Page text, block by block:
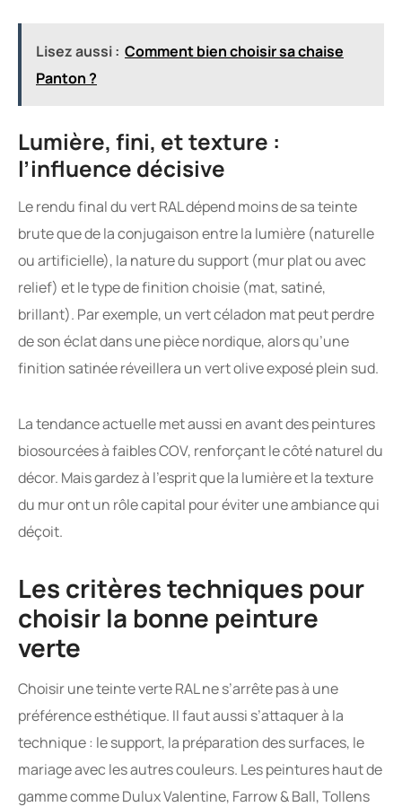
Lisez aussi : Comment bien choisir sa chaise
Panton ?
Lumière, fini, et texture :
l’influence décisive
Le rendu final du vert RAL dépend moins de sa teinte
brute que de la conjugaison entre la lumière (naturelle
ou artificielle), la nature du support (mur plat ou avec
relief) et le type de finition choisie (mat, satiné,
brillant). Par exemple, un vert céladon mat peut perdre
de son éclat dans une pièce nordique, alors qu’une
finition satinée réveillera un vert olive exposé plein sud.
La tendance actuelle met aussi en avant des peintures
biosourcées à faibles COV, renforçant le côté naturel du
décor. Mais gardez à l’esprit que la lumière et la texture
du mur ont un rôle capital pour éviter une ambiance qui
déçoit.
Les critères techniques pour
choisir la bonne peinture
verte
Choisir une teinte verte RAL ne s’arrête pas à une
préférence esthétique. Il faut aussi s’attaquer à la
technique : le support, la préparation des surfaces, le
mariage avec les autres couleurs. Les peintures haut de
gamme comme Dulux Valentine, Farrow & Ball, Tollens